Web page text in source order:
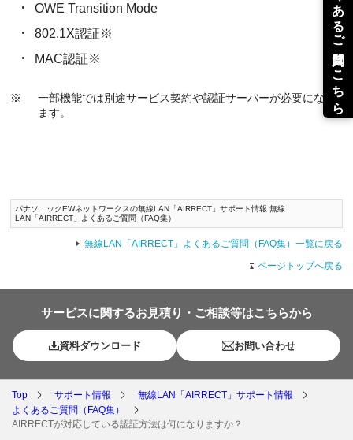
OWE Transition Mode
802.1X認証※
MAC認証※
※
一部機能では別途サービス契約や認証サーバーが必要になり
ます。
パナソニックEWネットワークスの無線LAN「AIRRECT」サポート情報 無線
LAN「AIRRECT」よくあるご質問（FAQ集）
無線LAN「AIRRECT」よくあるご質問（FAQ集）一覧に戻る
ページトップへ戻る
サービスに関するお見積り・ご相談等はこちらから
資料ダウンロード お問い合わせ
Top サポート情報
無線LAN「AIRRECT」サポート情報
よくあるご質問（FAQ集）
AIRRECTが対応している認証方法は何になりますか？